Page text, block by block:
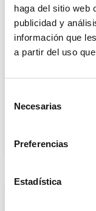
haga del sitio web
publicidad y
información que
a partir del uso
Necesarias
Preferencias
Estadística
USO DE
EL MARCO
El cumplimiento de
disponible en este